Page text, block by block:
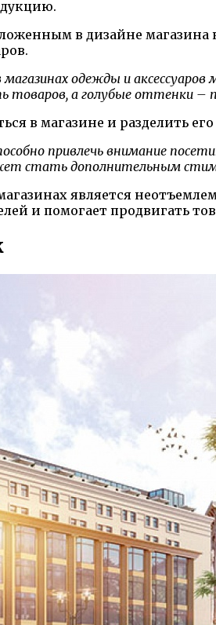
в дизайне
одежды и
а голубые оттенки –
в магазине и разделить
привлечь внимание
стать дополнительным
является
и помогает продвигать